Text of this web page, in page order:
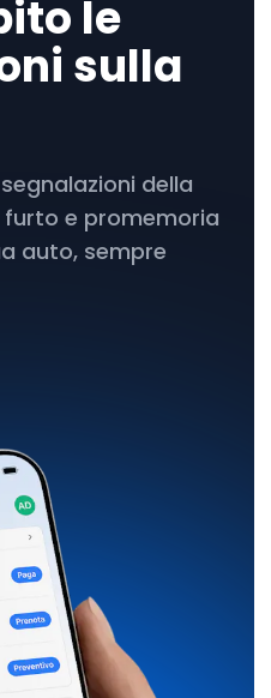
le
sulla
della
e promemoria
auto, sempre